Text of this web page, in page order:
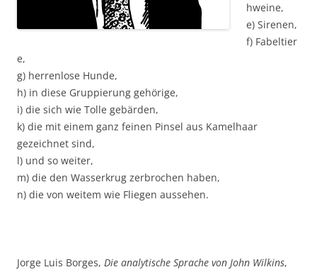
hweine,
e) Sirenen,
f) Fabeltier
e,
g) herrenlose Hunde,
h) in diese Gruppierung gehörige,
i) die sich wie Tolle gebärden,
k) die mit einem ganz feinen Pinsel aus Kamelhaar
gezeichnet sind,
l) und so weiter,
m) die den Wasserkrug zerbrochen haben,
n) die von weitem wie Fliegen aussehen.
Jorge Luis Borges, Die analytische Sprache von John Wilkins,